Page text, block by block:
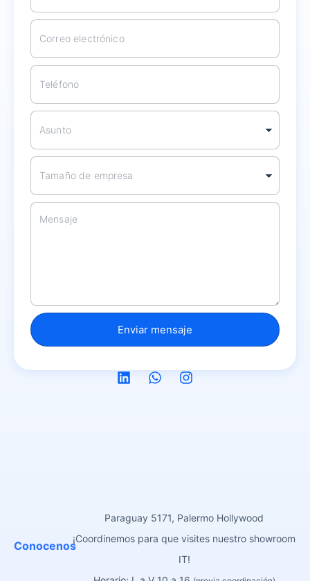
Conocenos
Paraguay 5171, Palermo Hollywood
¡Coordinemos para que visites nuestro showroom
IT!